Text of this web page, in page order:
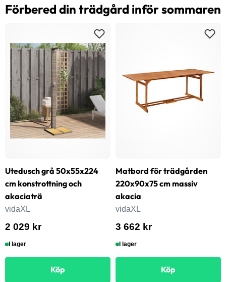
Förbered din trädgård inför sommaren
Utedusch grå 50x55x224
cm konstrottning och
akaciaträ
vidaXL
2 029 kr
I lager
Köp
Matbord för trädgården
220x90x75 cm massiv
akacia
vidaXL
3 662 kr
I lager
Köp